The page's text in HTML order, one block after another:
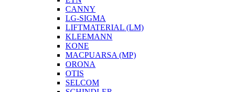
CANNY
LG-SIGMA
LIFTMATERIAL (LM)
KLEEMANN
KONE
MACPUARSA (MP)
ORONA
OTIS
SELCOM